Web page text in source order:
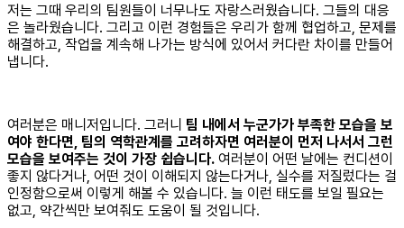
저는 그때 우리의 팀원들이 너무나도 자랑스러웠습니다. 그들의 대응
은 놀라웠습니다. 그리고 이런 경험들은 우리가 함께 협업하고, 문제를
해결하고, 작업을 계속해 나가는 방식에 있어서 커다란 차이를 만들어
냅니다.
여러분은 매니저입니다. 그러니 팀 내에서 누군가가 부족한 모습을 보
여야 한다면, 팀의 역학관계를 고려하자면 여러분이 먼저 나서서 그런
모습을 보여주는 것이 가장 쉽습니다. 여러분이 어떤 날에는 컨디션이
좋지 않다거나, 어떤 것이 이해되지 않는다거나, 실수를 저질렀다는 걸
인정함으로써 이렇게 해볼 수 있습니다. 늘 이런 태도를 보일 필요는
없고, 약간씩만 보여줘도 도움이 될 것입니다.